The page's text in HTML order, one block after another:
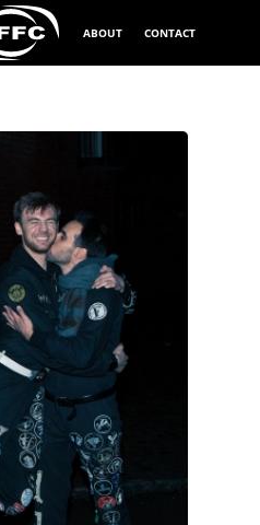
ABOUT CONTACT